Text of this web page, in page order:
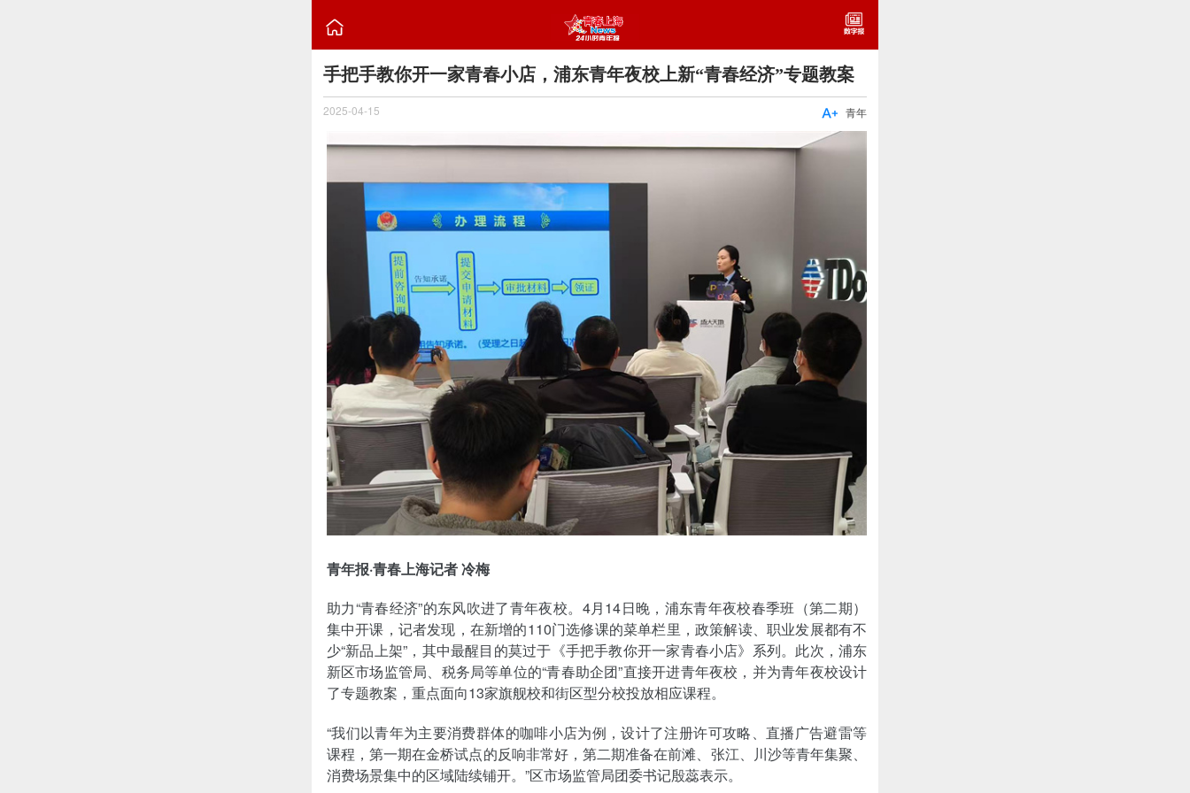

手把手教你开一家青春小店，浦东青年夜校上新“青春经济”专题教案
2025-04-15 青年

青年报·青春上海记者 冷梅
助力“青春经济”的东风吹进了青年夜校。4月14日晚，浦东青年夜校春季班（第二期）
集中开课，记者发现，在新增的110门选修课的菜单栏里，政策解读、职业发展都有不
少“新品上架”，其中最醒目的莫过于《手把手教你开一家青春小店》系列。此次，浦东
新区市场监管局、税务局等单位的“青春助企团”直接开进青年夜校，并为青年夜校设计
了专题教案，重点面向13家旗舰校和街区型分校投放相应课程。
“我们以青年为主要消费群体的咖啡小店为例，设计了注册许可攻略、直播广告避雷等
课程，第一期在金桥试点的反响非常好，第二期准备在前滩、张江、川沙等青年集聚、
消费场景集中的区域陆续铺开。”区市场监管局团委书记殷蕊表示。